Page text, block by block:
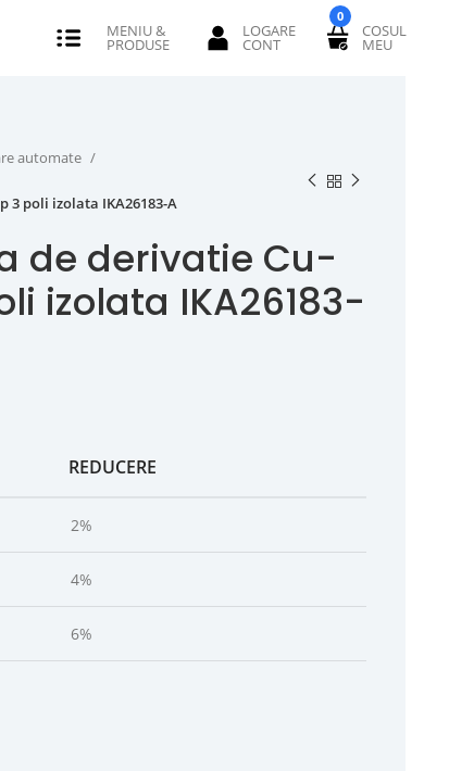
0
automate
3 poli izolata IKA26183-A
de derivatie Cu-
izolata IKA26183-
REDUCERE
2%
4%
6%